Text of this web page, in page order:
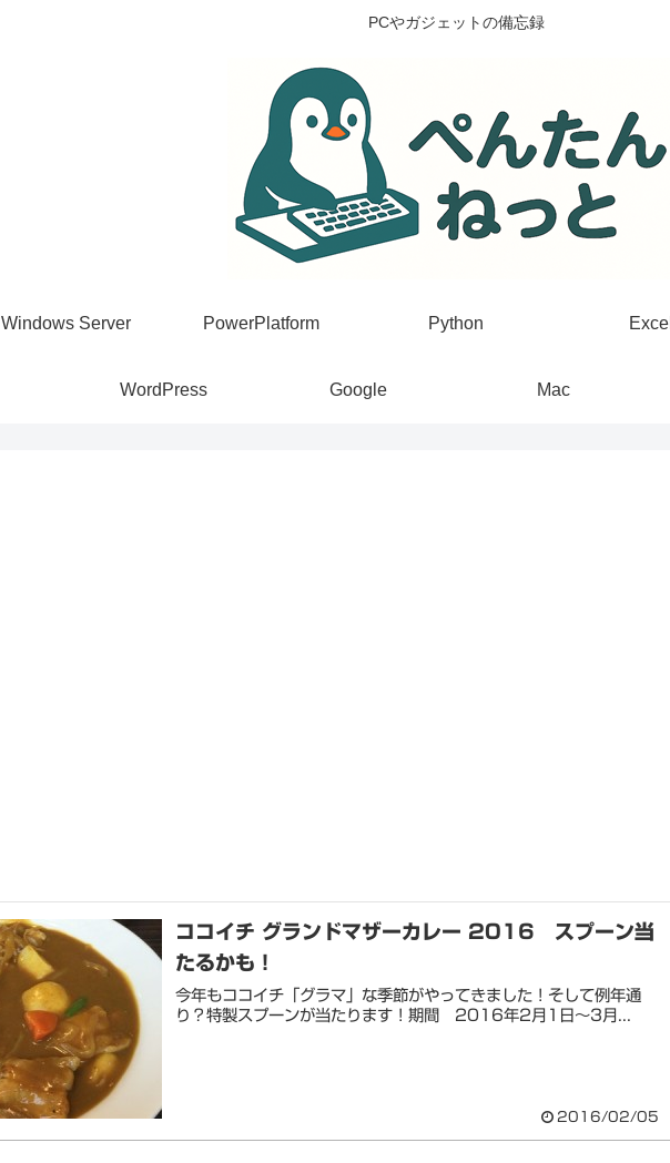
PCやガジェットの備忘録
Windows Server PowerPlatform Python Excel
WordPress Google Mac
ココイチ グランドマザーカレー 2016 スプーン当
たるかも！
今年もココイチ「グラマ」な季節がやってきました！そして例年通
り？特製スプーンが当たります！期間 2016年2月1日～3月...
2016/02/05